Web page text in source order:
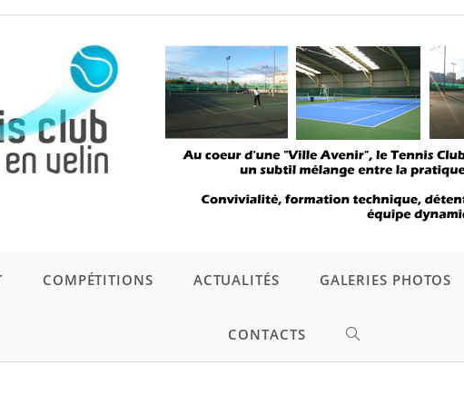
COMPÉTITIONS ACTUALITÉS GALERIES PHOTOS
CONTACTS TOGGLE